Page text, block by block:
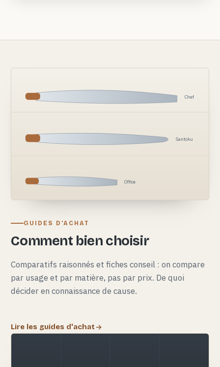
Chef
Santoku
Office
GUIDES D'ACHAT
Comment bien choisir
Comparatifs raisonnés et fiches conseil : on compare
par usage et par matière, pas par prix. De quoi
décider en connaissance de cause.
Lire les guides d'achat